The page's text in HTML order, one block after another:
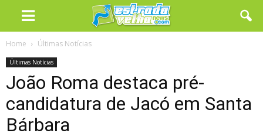
Home Últimas Notícias
Últimas Notícias
João Roma destaca pré-
candidatura de Jacó em Santa
Bárbara